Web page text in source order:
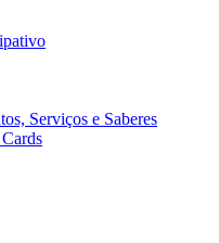
Serviços e Saberes